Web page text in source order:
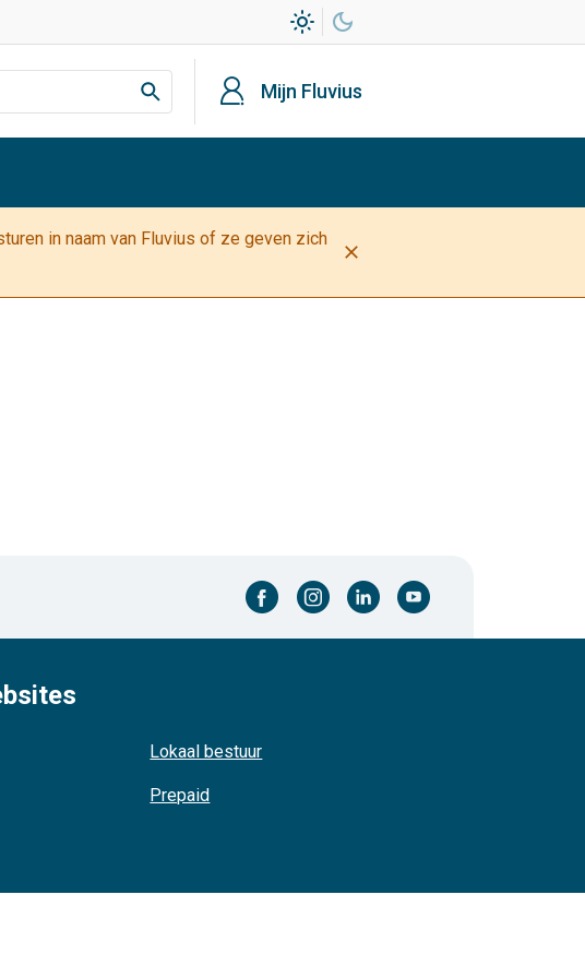
light_mode dark_mode
profiel Mijn Fluvius
in naam van Fluvius of ze geven zich
close
facebook-cirkel instagram-cirkel linkedin-cirkel youtube-cirkel
Lokaal bestuur
Prepaid